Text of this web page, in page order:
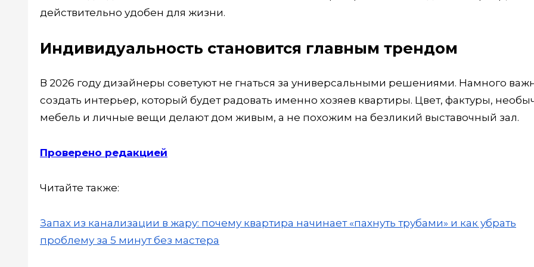
действительно удобен для жизни.
Индивидуальность становится главным трендом
В 2026 году дизайнеры советуют не гнаться за универсальными решениями. Намного
создать интерьер, который будет радовать именно хозяев квартиры. Цвет, фактуры,
мебель и личные вещи делают дом живым, а не похожим на безликий выставочный зал.
Проверено редакцией
Читайте также:
Запах из канализации в жару: почему квартира начинает «пахнуть трубами» и как убрать
проблему за 5 минут без мастера